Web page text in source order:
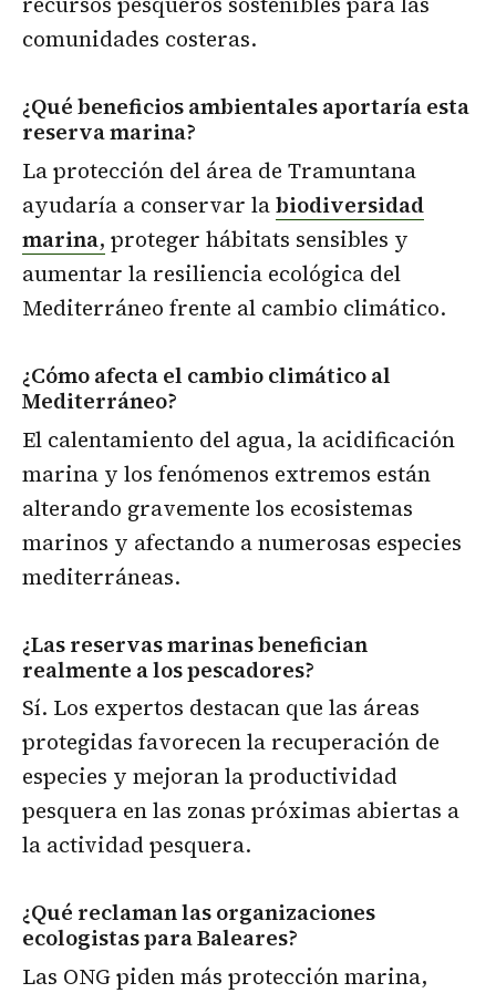
comunidades costeras.
¿Qué beneficios ambientales aportaría esta
reserva marina?
La protección del área de Tramuntana
ayudaría a conservar labiodiversidad
marina, proteger hábitats sensibles y
aumentar la resiliencia ecológica del
Mediterráneo frente al cambio climático.
¿Cómo afecta el cambio climático al
Mediterráneo?
El calentamiento del agua, la acidificación
marina y los fenómenos extremos están
alterando gravemente los ecosistemas
marinos y afectando a numerosas especies
mediterráneas.
¿Las reservas marinas benefician
realmente a los pescadores?
Sí. Los expertos destacan que las áreas
protegidas favorecen la recuperación de
especies y mejoran la productividad
pesquera en las zonas próximas abiertas a
la actividad pesquera.
¿Qué reclaman las organizaciones
ecologistas para Baleares?
Las ONG piden más protección marina,